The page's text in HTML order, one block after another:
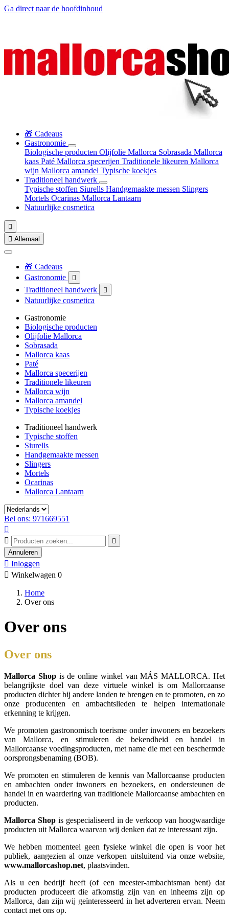
Ga direct naar de hoofdinhoud
🎁 Cadeaus
Gastronomie
Biologische producten Olijfolie Mallorca Sobrasada Mallorca
kaas Paté Mallorca specerijen Traditionele likeuren Mallorca
wijn Mallorca amandel Typische koekjes
Traditioneel handwerk
Typische stoffen Siurells Handgemaakte messen Slingers
Mortels Ocarinas Mallorca Lantaarn
Natuurlijke cosmetica

 Allemaal
🎁 Cadeaus
Gastronomie

Traditioneel handwerk 
Natuurlijke cosmetica
Gastronomie
Biologische producten
Olijfolie Mallorca
Sobrasada
Mallorca kaas
Paté
Mallorca specerijen
Traditionele likeuren
Mallorca wijn
Mallorca amandel
Typische koekjes
Traditioneel handwerk
Typische stoffen
Siurells
Handgemaakte messen
Slingers
Mortels
Ocarinas
Mallorca Lantaarn
Bel ons: 971669551



Annuleren
 Inloggen
 Winkelwagen 0
Home
Over ons
Over ons
Over ons
Mallorca Shop is de online winkel van MÁS MALLORCA. Het
belangrijkste doel van deze virtuele winkel is om Mallorcaanse
producten dichter bij andere landen te brengen en te promoten, en zo
onze producenten en ambachtslieden te helpen internationale
erkenning te krijgen.
We promoten gastronomisch toerisme onder inwoners en bezoekers
van Mallorca, en stimuleren de bekendheid en handel in
Mallorcaanse voedingsproducten, met name die met een beschermde
oorsprongsbenaming (BOB).
We promoten en stimuleren de kennis van Mallorcaanse producten
en ambachten onder inwoners en bezoekers, en ondersteunen de
handel in en waardering van traditionele Mallorcaanse ambachten en
producten.
Mallorca Shopis gespecialiseerd in de verkoop van hoogwaardige
producten uit Mallorca waarvan wij denken dat ze interessant zijn.
We hebben momenteel geen fysieke winkel die open is voor het
publiek, aangezien al onze verkopen uitsluitend via onze website,
www.mallorcashop.net, plaatsvinden.
Als u een bedrijf heeft (of een meester-ambachtsman bent) dat
producten produceert die afkomstig zijn van en inheems zijn op
Mallorca, dan zijn wij geïnteresseerd in het adverteren ervan. Neem
contact met ons op.